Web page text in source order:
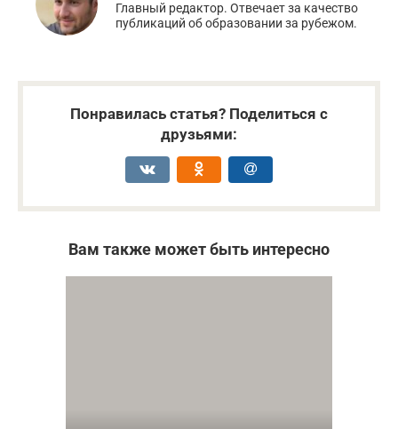
Главный редактор. Отвечает за качество
публикаций об образовании за рубежом.
Понравилась статья? Поделиться с
друзьями:
Вам также может быть интересно